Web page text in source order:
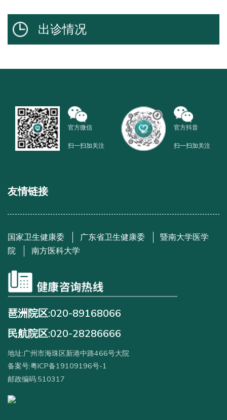
出诊情况
官方微信
扫一扫加关注
官方抖音
扫一扫加关注
友情链接
国家卫生健康委 广东省卫生健康委
暨南大学医学
院
南方医科大学
琶洲院区:020-89168066
民航院区:020-28286666
地址:广州市海珠区新港中路466号大院
备案号:粤ICP备19109196号-1
邮政编码:510317